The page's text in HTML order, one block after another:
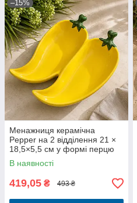
–15%
Менажниця керамічна
Pepper на 2 відділення 21 ×
18,5×5,5 см у формі перцю
В наявності
419,05 ₴ 493 ₴